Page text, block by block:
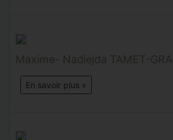
Maxime- Nadiejda TAMET-GRAL
En savoir plus »